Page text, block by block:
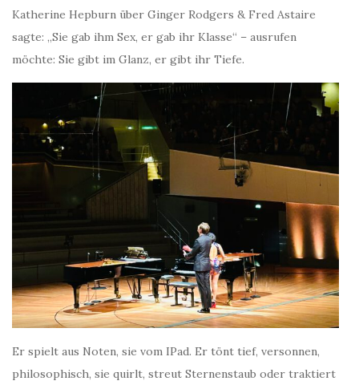
Katherine Hepburn über Ginger Rodgers & Fred Astaire
sagte: „Sie gab ihm Sex, er gab ihr Klasse“ – ausrufen
möchte: Sie gibt im Glanz, er gibt ihr Tiefe.
Er spielt aus Noten, sie vom IPad. Er tönt tief, versonnen,
philosophisch, sie quirlt, streut Sternenstaub oder traktiert